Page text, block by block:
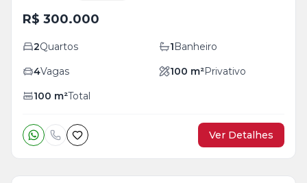
R$ 300.000
2Quartos 1Banheiro
4Vagas 100 m²Privativo
100 m²Total
Ver Detalhes